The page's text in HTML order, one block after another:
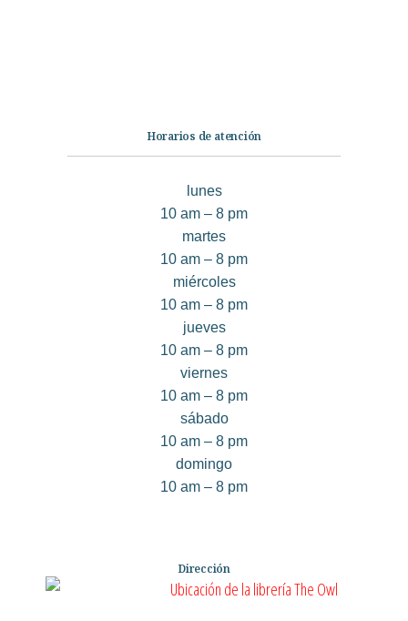
Horarios de atención
lunes
10 am – 8 pm
martes
10 am – 8 pm
miércoles
10 am – 8 pm
jueves
10 am – 8 pm
viernes
10 am – 8 pm
sábado
10 am – 8 pm
domingo
10 am – 8 pm
Dirección